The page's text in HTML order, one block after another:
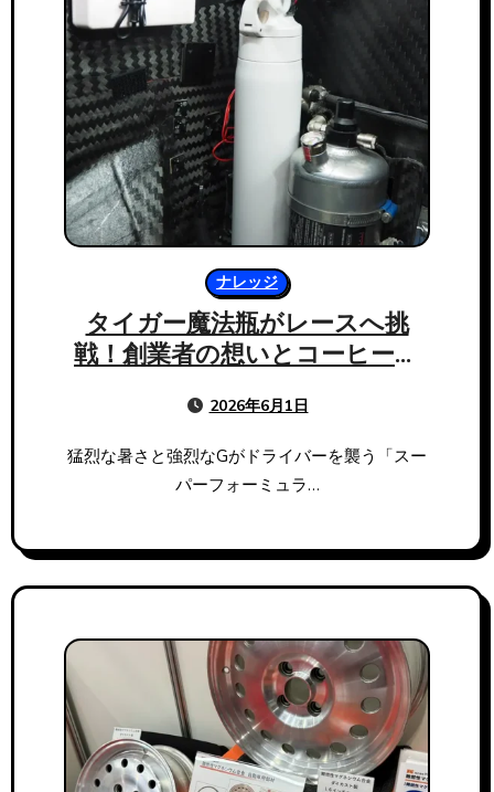
ナレッジ
タイガー魔法瓶がレースへ挑
戦！創業者の想いとコーヒーメ
ンクシステム開発秘話
2026年6月1日
猛烈な暑さと強烈なGがドライバーを襲う「スー
パーフォーミュラ…